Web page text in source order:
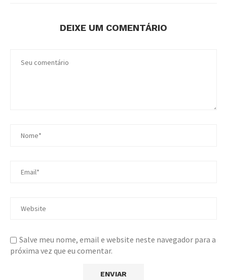
DEIXE UM COMENTÁRIO
Salve meu nome, email e website neste navegador para a
próxima vez que eu comentar.